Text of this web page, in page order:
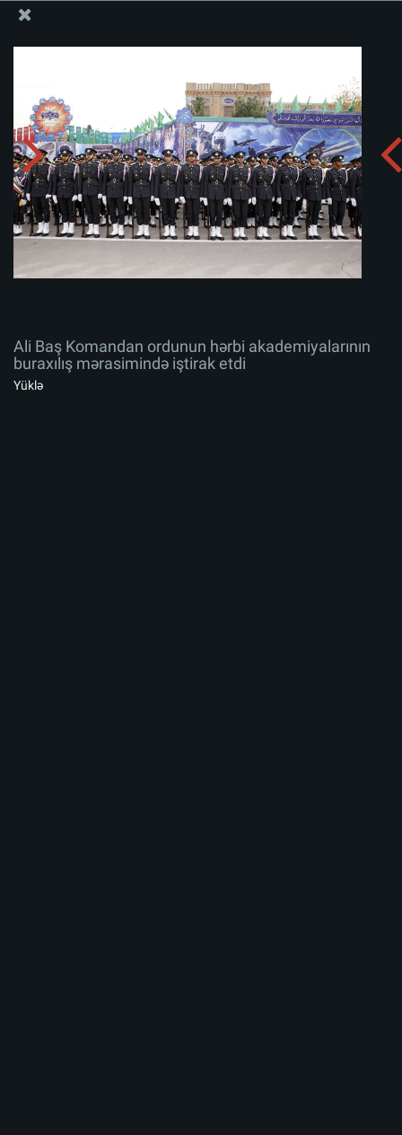
Ali Baş Komandan ordunun hərbi akademiyalarının
buraxılış mərasimində iştirak etdi
Albomu yüklə:
Ali Baş Komandan ordunun hərbi akademiyalarının
buraxılış mərasimində iştirak etdi
Yüklə